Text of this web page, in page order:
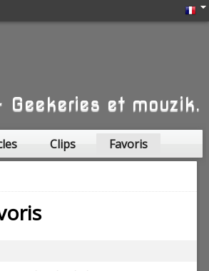
Geekeries et mouzik.
Clips
Favoris